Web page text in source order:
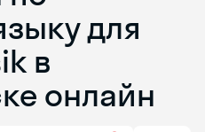
для
в
онлайн